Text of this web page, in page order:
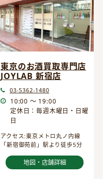
東京のお酒買取専門店
JOYLAB 新宿店
03-5362-1480
10:00 ～ 19:00
定休日：毎週木曜日・日曜
日
アクセス:東京メトロ丸ノ内線
「新宿御苑前」駅より徒歩5分
地図・店舗詳細